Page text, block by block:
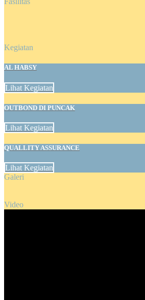
Kegiatan
AL HABSY
Lihat Kegiatan
OUTBOND DI PUNCAK
Lihat Kegiatan
QUALLITY ASSURANCE
Lihat Kegiatan
Galeri
Video